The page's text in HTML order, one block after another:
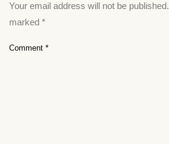
Your email address will not be published.
marked *
Comment *